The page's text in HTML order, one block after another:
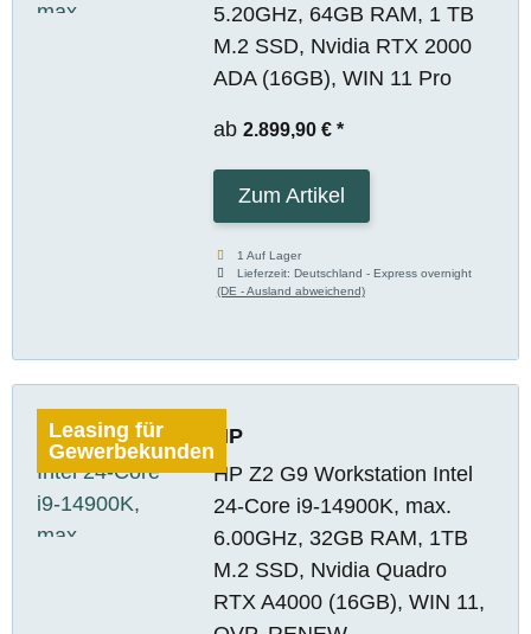
5.20GHz, 64GB RAM, 1 TB
M.2 SSD, Nvidia RTX 2000
ADA (16GB), WIN 11 Pro
ab 2.899,90 € *
Zum Artikel
1 Auf Lager
Lieferzeit:Deutschland - Express overnight
(DE - Ausland abweichend)
Leasing für
Gewerbekunden
HP
HP Z2 G9 Workstation Intel
24-Core i9-14900K, max.
6.00GHz, 32GB RAM, 1TB
M.2 SSD, Nvidia Quadro
RTX A4000 (16GB), WIN 11,